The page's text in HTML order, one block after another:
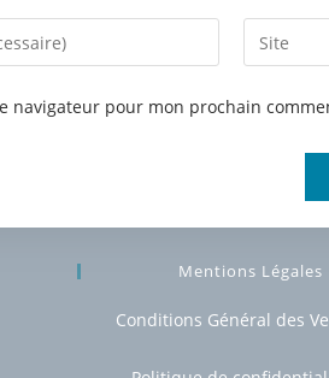
navigateur pour mon prochain
Mentions Légales
Conditions Général des